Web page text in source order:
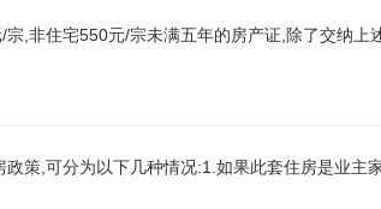
,非住宅550元/宗未满五年的房产证,除了交纳上
策,可分为以下几种情况:1.如果此套住房是业主